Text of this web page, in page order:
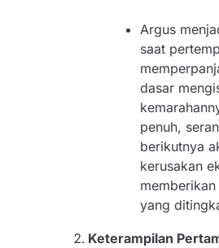
Argus
saat
dasar
penuh,
berikutnya
kerusakan
yang
Keterampilan